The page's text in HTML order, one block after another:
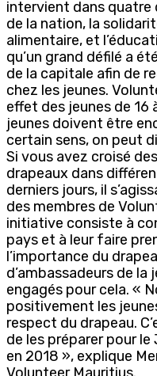
intervient dans quatre
de la nation, la
alimentaire, et
qu’un grand défilé a
de la capitale afin de
chez les jeunes.
effet des jeunes de 16
jeunes doivent être
certain sens, on peut
Si vous avez croisé
drapeaux dans
derniers jours, il
des membres de
initiative consiste à
pays et à leur faire
l’importance du
d’ambassadeurs de
engagés pour cela. «
positivement les
respect du drapeau.
de les préparer pour le
en 2018 », explique